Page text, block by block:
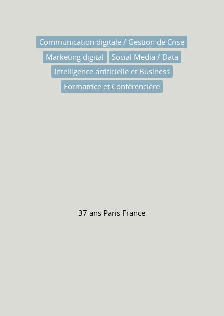
Communication digitale / Gestion de Crise
Marketing digital
Social Media / Data
Intelligence artificielle et Business
Formatrice et Conférencière
37 ans Paris France